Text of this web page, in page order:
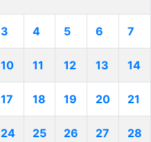
3 4 5 6 7
10 11 12 13 14
17 18 19 20 21
24 25 26 27 28